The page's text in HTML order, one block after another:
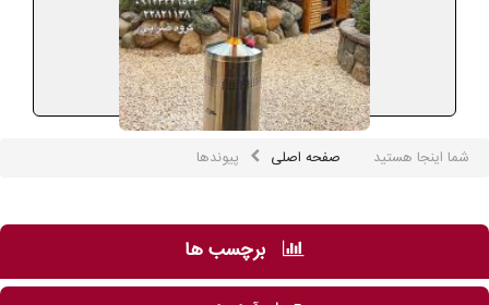
شما اینجا هستید صفحه اصلی پیوندها
برچسب ها